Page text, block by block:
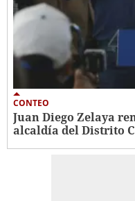
CONTEO
Juan Diego Zelaya
alcaldía del Distrito